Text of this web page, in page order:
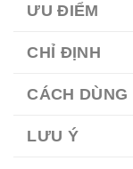
ƯU ĐIỂM
CHỈ ĐỊNH
CÁCH DÙNG
LƯU Ý